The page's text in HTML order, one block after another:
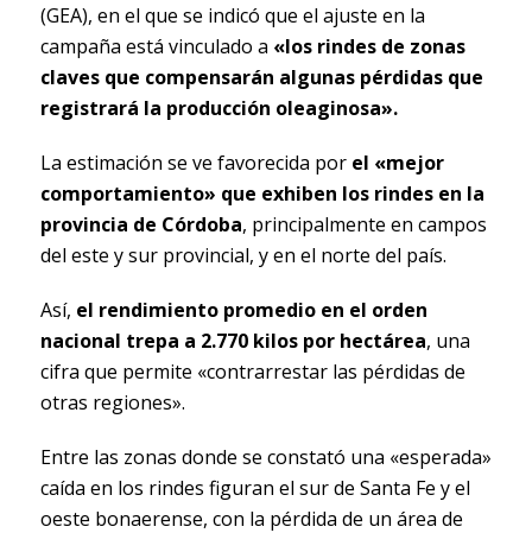
(GEA), en el que se indicó que el ajuste en la
campaña está vinculado a «los rindes de zonas
claves que compensarán algunas pérdidas que
registrará la producción oleaginosa».
La estimación se ve favorecida por el «mejor
comportamiento» que exhiben los rindes en la
provincia de Córdoba, principalmente en campos
del este y sur provincial, y en el norte del país.
Así, el rendimiento promedio en el orden
nacional trepa a 2.770 kilos por hectárea, una
cifra que permite «contrarrestar las pérdidas de
otras regiones».
Entre las zonas donde se constató una «esperada»
caída en los rindes figuran el sur de Santa Fe y el
oeste bonaerense, con la pérdida de un área de